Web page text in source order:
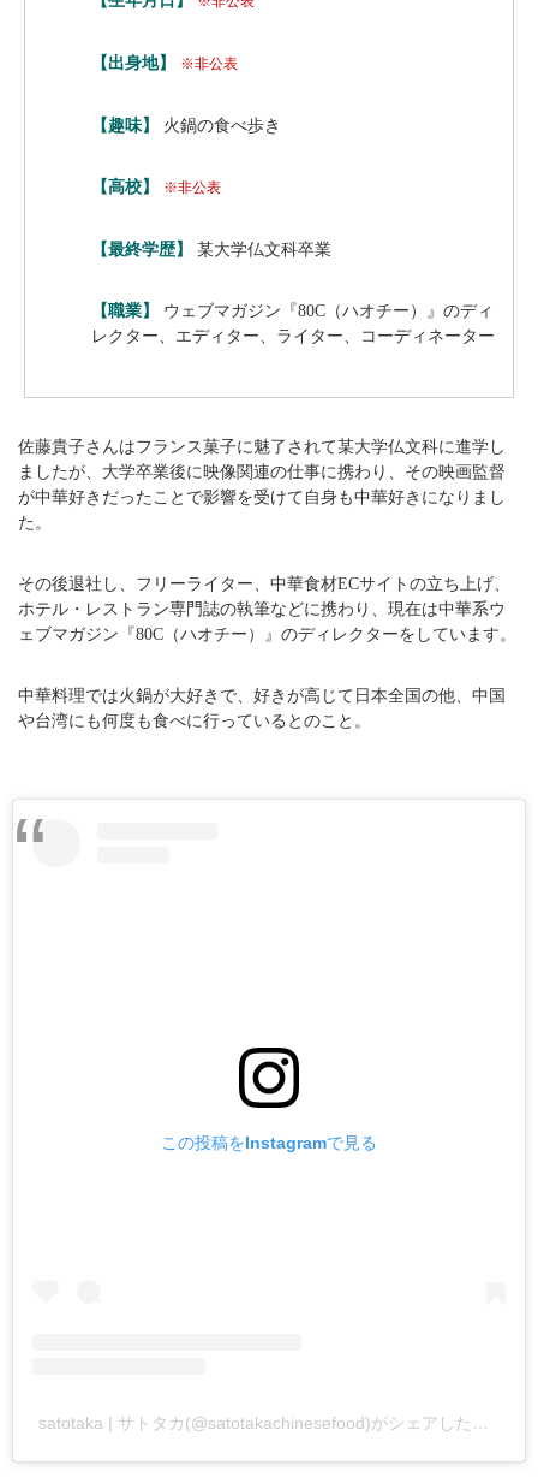
【出身地】 ※非公表
【趣味】 火鍋の食べ歩き
【高校】 ※非公表
【最終学歴】 某大学仏文科卒業
【職業】
ウェブマガジン『80C（ハオチー）』のディ
レクター、エディター、ライター、コーディネーター
佐藤貴子さんはフランス菓子に魅了されて某大学仏文科に進学し
ましたが、大学卒業後に映像関連の仕事に携わり、その映画監督
が中華好きだったことで影響を受けて自身も中華好きになりまし
た。
その後退社し、フリーライター、中華食材ECサイトの立ち上げ、
ホテル・レストラン専門誌の執筆などに携わり、現在は中華系ウ
ェブマガジン『80C（ハオチー）』のディレクターをしています。
中華料理では火鍋が大好きで、好きが高じて日本全国の他、中国
や台湾にも何度も食べに行っているとのこと。
この投稿をInstagramで見る